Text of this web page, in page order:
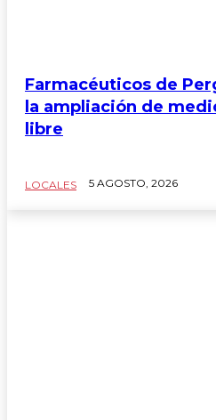
Farmacéuticos de
la ampliación de
libre
LOCALES 5 AGOSTO, 2026